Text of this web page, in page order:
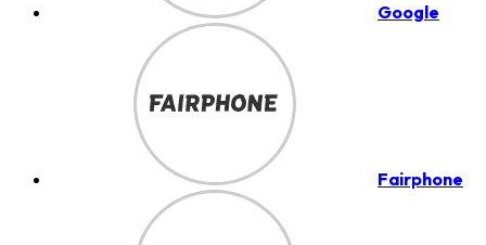
Google
Fairphone